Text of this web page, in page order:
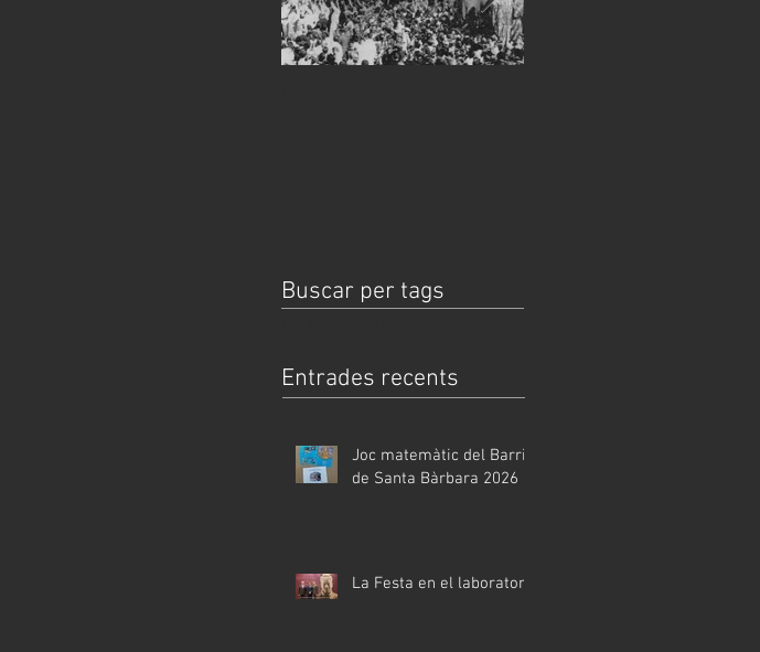
Buscar per tags
Entrades recents
Joc matemàtic del Barri
de Santa Bàrbara 2026
La Festa en el laboratori